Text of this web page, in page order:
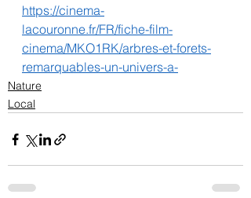
https://cinema-
lacouronne.fr/FR/fiche-film-
cinema/MKO1RK/arbres-et-forets-
remarquables-un-univers-a-
Nature
Local